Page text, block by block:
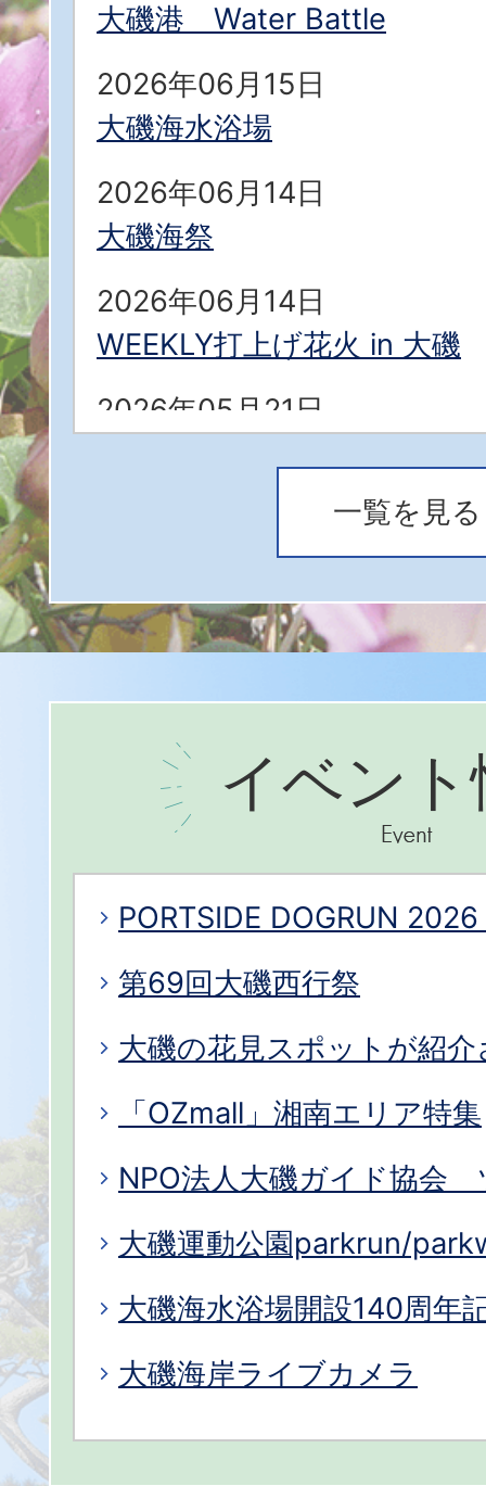
大磯港 Water Battle
2026年06月15日
大磯海水浴場
2026年06月14日
大磯海祭
2026年06月14日
WEEKLY打上げ花火 in 大磯
2026年05月21日
一覧を見る
イベン
PORTSIDE DOGRUN
第69回大磯西行祭
大磯の花見スポットが紹
「OZmall」湘南エリア特集
NPO法人大磯ガイド協会
大磯運動公園parkrun/
大磯海水浴場開設140周年
大磯海岸ライブカメラ